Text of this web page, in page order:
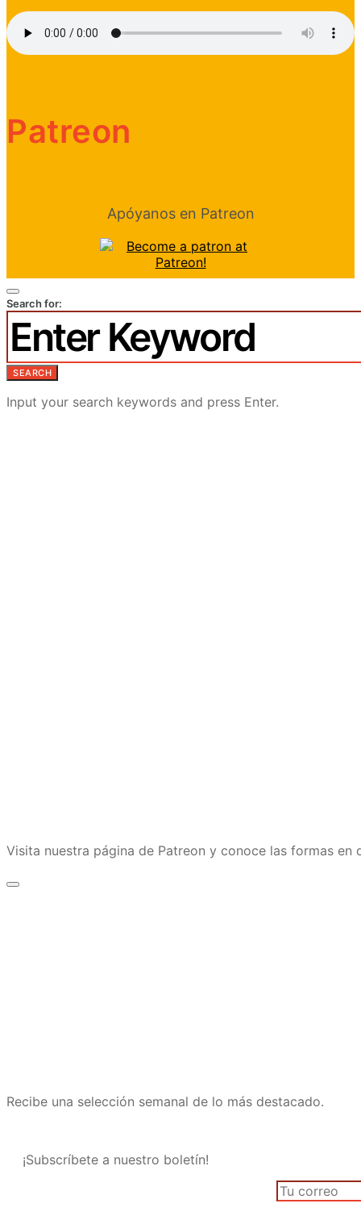
Patreon
Apóyanos en Patreon
Search for:
SEARCH
Input your search keywords and press Enter.
Visita nuestra página de Patreon y conoce las formas en
Recibe una selección semanal de lo más destacado.
¡Subscríbete a nuestro boletín!